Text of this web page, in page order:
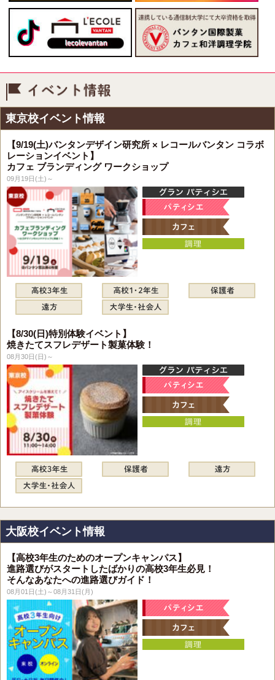
東京校イベント情報
【9/19(土)バンタンデザイン研究所 × レコールバンタン コラボ
レーションイベント】
カフェ ブランディング ワークショップ
09月19日(土)～
【8/30(日)特別体験イベント】
焼きたてスフレデザート製菓体験！
08月30日(日)～
大阪校イベント情報
【高校3年生のためのオープンキャンパス】
進路選びがスタートしたばかりの高校3年生必見！
そんなあなたへの進路選びガイド！
08月01日(土)～08月31日(月)